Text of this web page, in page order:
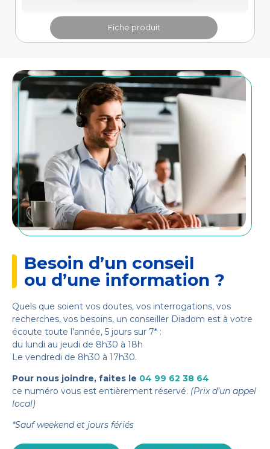
Fiche produit
Besoin d’un conseil
ou d’une information ?
Quels que soient vos doutes, vos interrogations, vos
recherches, vos besoins, un conseiller Diadom est à votre
écoute toute l’année, 5 jours sur 7* :
du lundi au jeudi de 8h30 à 18h
Le vendredi de 8h30 à 17h30.
Pour nous joindre, faites le 04 99 62 38 64
ce numéro vous est entièrement réservé. (Prix d’un appel
local)
*Sauf weekend et jours fériés